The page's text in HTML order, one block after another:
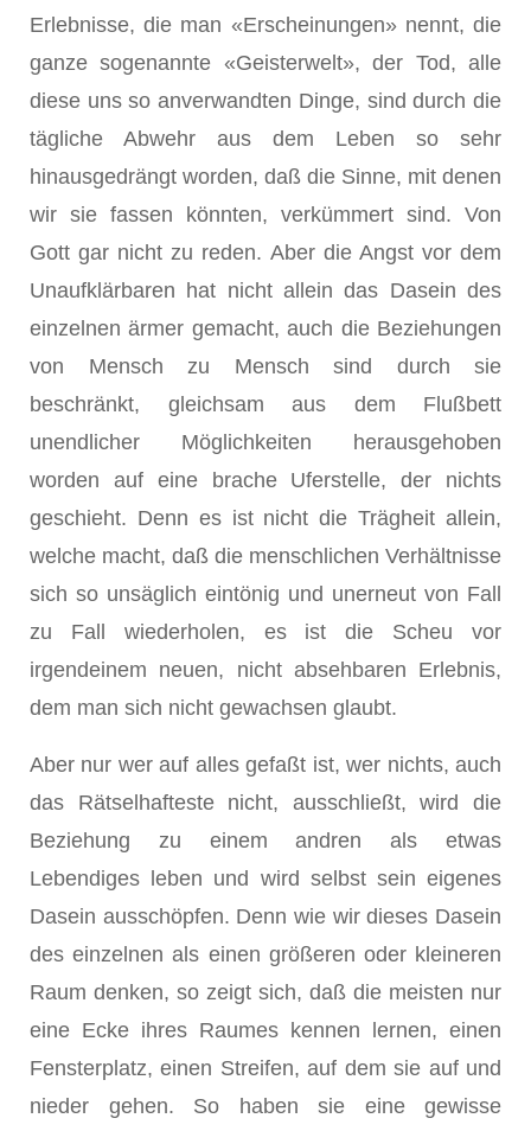
Erlebnisse, die man «Erscheinungen» nennt, die
ganze sogenannte «Geisterwelt», der Tod, alle
diese uns so anverwandten Dinge, sind durch die
tägliche Abwehr aus dem Leben so sehr
hinausgedrängt worden, daß die Sinne, mit denen
wir sie fassen könnten, verkümmert sind. Von
Gott gar nicht zu reden. Aber die Angst vor dem
Unaufklärbaren hat nicht allein das Dasein des
einzelnen ärmer gemacht, auch die Beziehungen
von Mensch zu Mensch sind durch sie
beschränkt, gleichsam aus dem Flußbett
unendlicher Möglichkeiten herausgehoben
worden auf eine brache Uferstelle, der nichts
geschieht. Denn es ist nicht die Trägheit allein,
welche macht, daß die menschlichen Verhältnisse
sich so unsäglich eintönig und unerneut von Fall
zu Fall wiederholen, es ist die Scheu vor
irgendeinem neuen, nicht absehbaren Erlebnis,
dem man sich nicht gewachsen glaubt.
Aber nur wer auf alles gefaßt ist, wer nichts, auch
das Rätselhafteste nicht, ausschließt, wird die
Beziehung zu einem andren als etwas
Lebendiges leben und wird selbst sein eigenes
Dasein ausschöpfen. Denn wie wir dieses Dasein
des einzelnen als einen größeren oder kleineren
Raum denken, so zeigt sich, daß die meisten nur
eine Ecke ihres Raumes kennen lernen, einen
Fensterplatz, einen Streifen, auf dem sie auf und
nieder gehen. So haben sie eine gewisse